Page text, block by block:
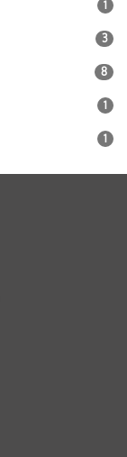
1
3
8
1
1